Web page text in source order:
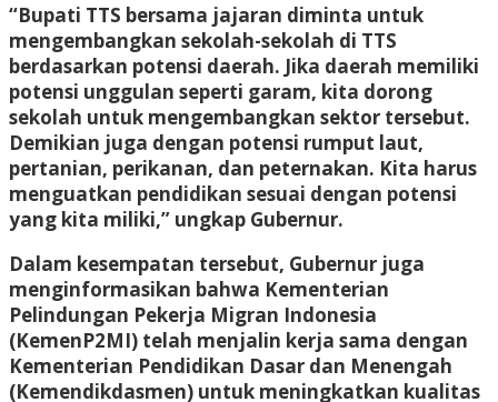
“Bupati TTS bersama jajaran diminta untuk
mengembangkan sekolah-sekolah di TTS
berdasarkan potensi daerah. Jika daerah memiliki
potensi unggulan seperti garam, kita dorong
sekolah untuk mengembangkan sektor tersebut.
Demikian juga dengan potensi rumput laut,
pertanian, perikanan, dan peternakan. Kita harus
menguatkan pendidikan sesuai dengan potensi
yang kita miliki,” ungkap Gubernur.
Dalam kesempatan tersebut, Gubernur juga
menginformasikan bahwa Kementerian
Pelindungan Pekerja Migran Indonesia
(KemenP2MI) telah menjalin kerja sama dengan
Kementerian Pendidikan Dasar dan Menengah
(Kemendikdasmen) untuk meningkatkan kualitas